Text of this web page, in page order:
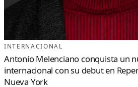
INTERNACIONAL
Antonio Melenciano conquista un
internacional con su debut en
Nueva York